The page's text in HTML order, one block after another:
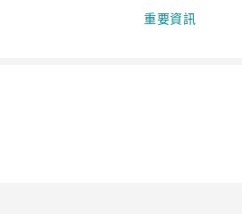
重要資訊